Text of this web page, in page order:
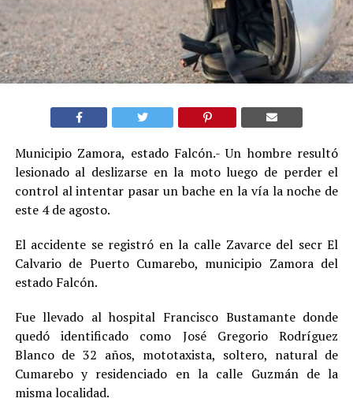
Municipio Zamora, estado Falcón.- Un hombre resultó
lesionado al deslizarse en la moto luego de perder el
control al intentar pasar un bache en la vía la noche de
este 4 de agosto.
El accidente se registró en la calle Zavarce del secr El
Calvario de Puerto Cumarebo, municipio Zamora del
estado Falcón.
Fue llevado al hospital Francisco Bustamante donde
quedó identificado como José Gregorio Rodríguez
Blanco de 32 años, mototaxista, soltero, natural de
Cumarebo y residenciado en la calle Guzmán de la
misma localidad.